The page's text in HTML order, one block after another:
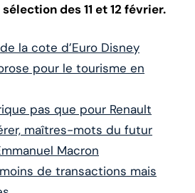
des 11 et 12 février.
la cote d’Euro Disney
pour le tourisme en
pas que pour Renault
maîtres-mots du futur
Macron
de transactions mais